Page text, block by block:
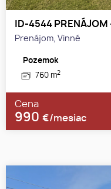
ID-4544
Prenájom, Vinné
Pozemok
760 m2
Cena
990 €/mesiac